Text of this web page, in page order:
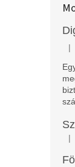
A
|
A
|